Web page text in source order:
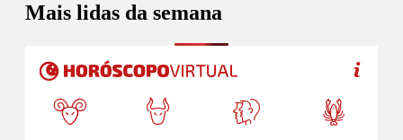
Mais lidas da semana